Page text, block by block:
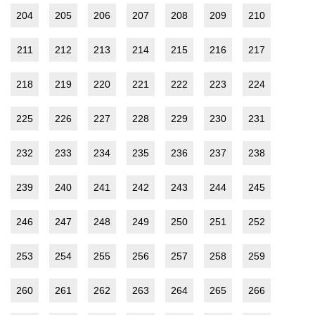
204 205 206 207 208 209 210
211 212 213 214 215 216 217
218 219 220 221 222 223 224
225 226 227 228 229 230 231
232 233 234 235 236 237 238
239 240 241 242 243 244 245
246 247 248 249 250 251 252
253 254 255 256 257 258 259
260 261 262 263 264 265 266